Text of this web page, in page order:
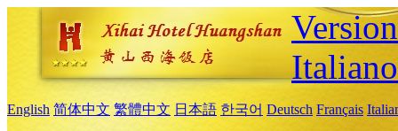
Italiano
English 简体中文 繁體中文 日本語 한국어 Deutsch Français